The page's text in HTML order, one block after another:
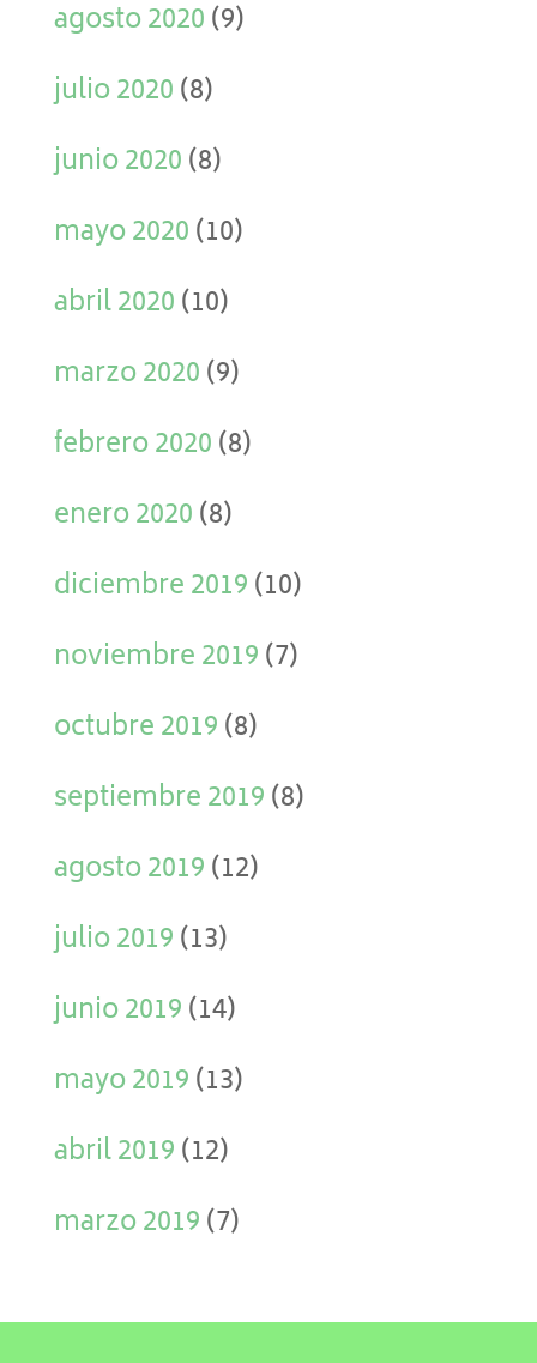
agosto 2020(9)
julio 2020(8)
junio 2020(8)
mayo 2020(10)
abril 2020(10)
marzo 2020(9)
febrero 2020(8)
enero 2020(8)
diciembre 2019(10)
noviembre 2019(7)
octubre 2019(8)
septiembre 2019(8)
agosto 2019(12)
julio 2019(13)
junio 2019(14)
mayo 2019(13)
abril 2019(12)
marzo 2019(7)